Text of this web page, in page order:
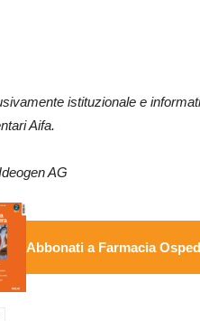
istituzionale e
Aifa.
AG
Abbonati a Farmacia